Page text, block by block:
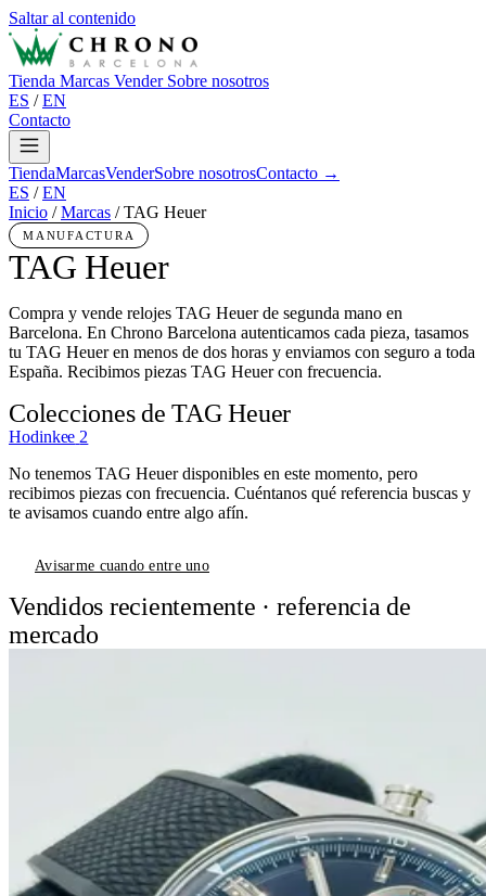
Saltar al contenido
Tienda Marcas Vender Sobre nosotros
ES / EN
Contacto
TiendaMarcasVenderSobre nosotrosContacto →
ES / EN
Inicio / Marcas / TAG Heuer
MANUFACTURA
TAG Heuer
Compra y vende relojes TAG Heuer de segunda mano en
Barcelona. En Chrono Barcelona autenticamos cada pieza, tasamos
tu TAG Heuer en menos de dos horas y enviamos con seguro a toda
España. Recibimos piezas TAG Heuer con frecuencia.
Colecciones de TAG Heuer
Hodinkee 2
No tenemos TAG Heuer disponibles en este momento, pero
recibimos piezas con frecuencia. Cuéntanos qué referencia buscas y
te avisamos cuando entre algo afín.
Avisarme cuando entre uno
Vendidos recientemente · referencia de
mercado